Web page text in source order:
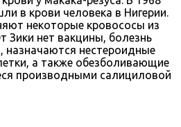
в крови человека в Нигерии.
некоторые кровососы из
Зики нет вакцины, болезнь
нестероидные
а также обезболивающие
производными салициловой